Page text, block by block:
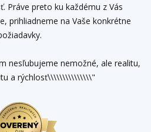
Práve preto ku každému z Vás
prihliadneme na Vaše konkrétne
nemožné, ale realitu,
a rýchlosť\\\\\\\\\\\\\\\"